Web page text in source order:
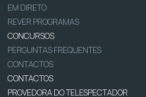
EM DIRETO
REVER PROGRAMAS
CONCURSOS
PERGUNTAS FREQUENTES
CONTACTOS
CONTACTOS
PROVEDORA DO TELESPECTADOR